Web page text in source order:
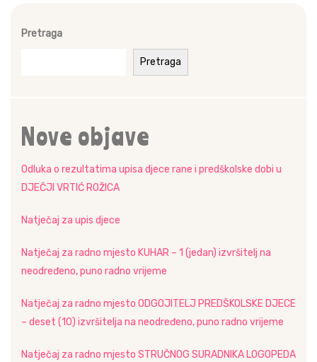
Pretraga
Pretraga
Nove objave
Odluka o rezultatima upisa djece rane i predškolske dobi u
DJEČJI VRTIĆ ROŽICA
Natječaj za upis djece
Natječaj za radno mjesto KUHAR – 1 (jedan) izvršitelj na
neodređeno, puno radno vrijeme
Natječaj za radno mjesto ODGOJITELJ PREDŠKOLSKE DJECE
– deset (10) izvršitelja na neodređeno, puno radno vrijeme
Natječaj za radno mjesto STRUČNOG SURADNIKA LOGOPEDA